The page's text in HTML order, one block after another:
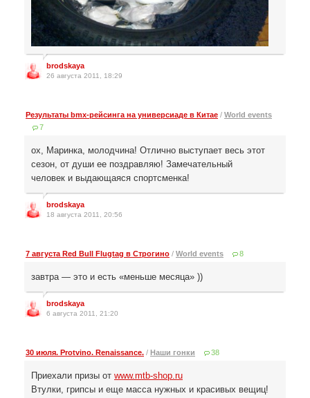
brodskaya
26 августа 2011, 18:29
Результаты bmx-рейсинга на универсиаде в Китае / World events
7
ох, Маринка, молодчина! Отлично выступает весь этот
сезон, от души ее поздравляю! Замечательный
человек и выдающаяся спортсменка!
brodskaya
18 августа 2011, 20:56
7 августа Red Bull Flugtag в Строгино / World events 8
завтра — это и есть «меньше месяца» ))
brodskaya
6 августа 2011, 21:20
30 июля. Protvino. Renaissance. / Наши гонки 38
Приехали призы от www.mtb-shop.ru
Втулки, грипсы и еще масса нужных и красивых вещиц!